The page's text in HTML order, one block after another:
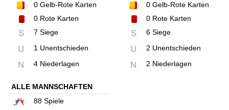
0 Gelb-Rote Karten
0 Rote Karten
S 7 Siege
U 1 Unentschieden
N 4 Niederlagen
0Gelb-Rote Karten
0Rote Karten
S 6 Siege
U 2 Unentschieden
N 2 Niederlagen
ALLE MANNSCHAFTEN
88 Spiele